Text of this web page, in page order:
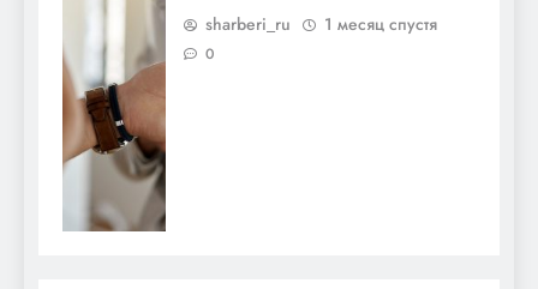
sharberi_ru 1 месяц спустя
0